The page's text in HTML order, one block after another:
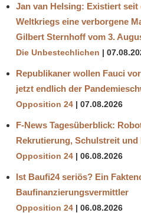
Jan van Helsing: Existiert seit
Weltkriegs eine verborgene
Gilbert Sternhoff vom 3.
Die Unbestechlichen
Republikaner wollen Fauci
jetzt endlich der
Opposition 24 07.08.2026
F-News Tagesüberblick:
Rekrutierung, Schulstreit und
Opposition 24 06.08.2026
Ist Baufi24 seriös? Ein
Baufinanzierungsvermittler
Opposition 24 06.08.2026